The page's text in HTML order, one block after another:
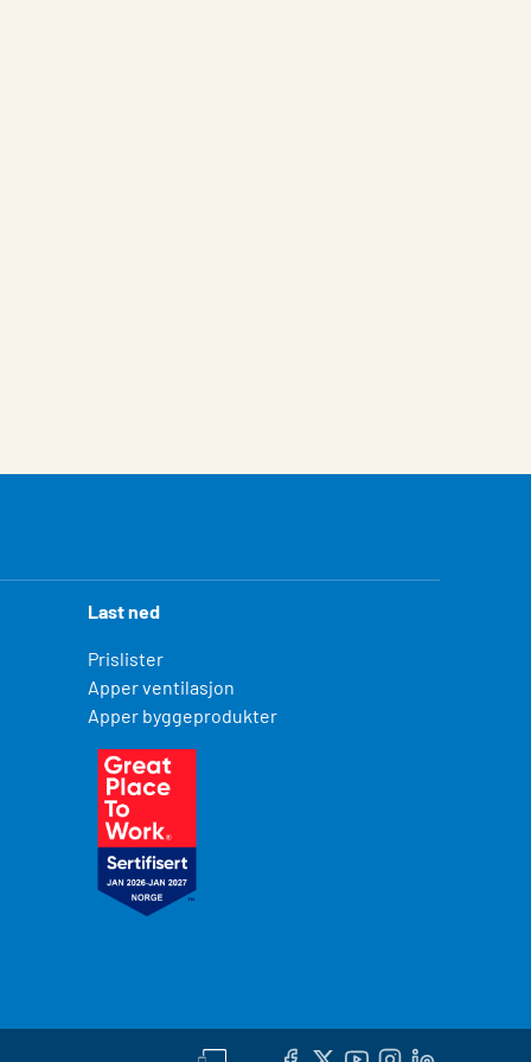
Last ned
Prislister
Apper ventilasjon
Apper byggeprodukter